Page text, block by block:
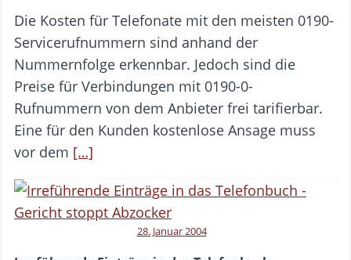
Die Kosten für Telefonate mit den meisten 0190-
Servicerufnummern sind anhand der
Nummernfolge erkennbar. Jedoch sind die
Preise für Verbindungen mit 0190-0-
Rufnummern von dem Anbieter frei tarifierbar.
Eine für den Kunden kostenlose Ansage muss
vor dem […]
28. Januar 2004